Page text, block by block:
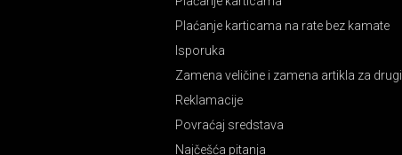
Plaćanje karticama na rate bez kamate
Isporuka
Zamena veličine i zamena artikla za drugi
Reklamacije
Povraćaj sredstava
Najčešća pitanja